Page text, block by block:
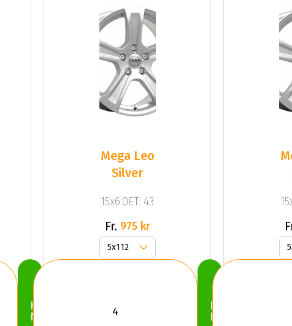
Köp
Nu
Mega Leo
Silver
15x6.0ET: 43
Fr. 975 kr
Köp
Nu